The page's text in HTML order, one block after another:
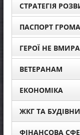
СТРАТЕГІЯ
ПАСПОРТ
ГЕРОЇ НЕ
ВЕТЕРАНАМ
ЕКОНОМІКА
ЖКГ ТА
ФІНАНСОВА